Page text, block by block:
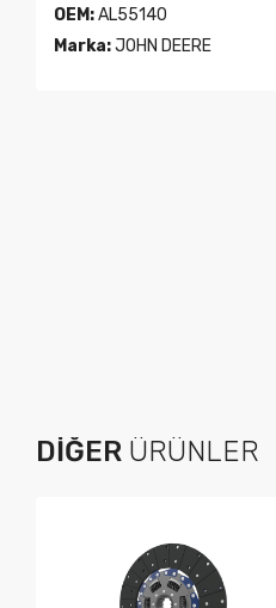
OEM:AL55140
Marka:JOHN DEERE
DIĞER ÜRÜNLER